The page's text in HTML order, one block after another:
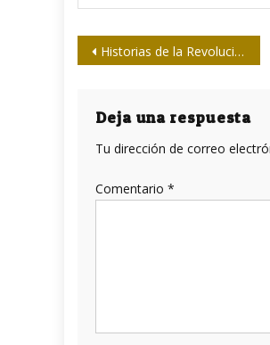
Navegación
entradas
Historias de la Revolución Cubana: La comunidad de Aridanes y la llegada de la luz eléctrica
Deja una respuesta
Tu dirección de correo
Comentario *